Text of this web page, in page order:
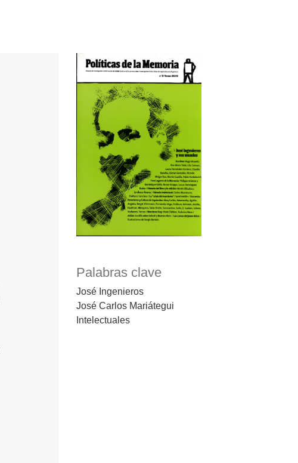
Palabras clave
José Ingenieros
José Carlos Mariátegui
Intelectuales